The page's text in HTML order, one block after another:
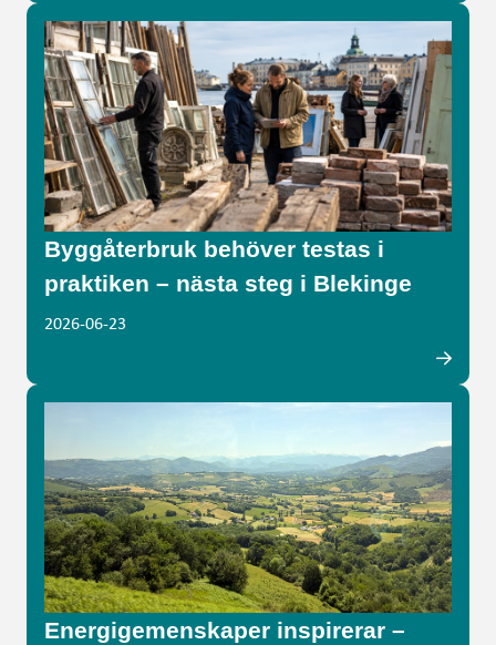
Byggåterbruk behöver testas i
praktiken – nästa steg i Blekinge
2026-06-23
Energigemenskaper inspirerar –